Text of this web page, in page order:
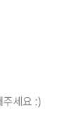
주세요 :)